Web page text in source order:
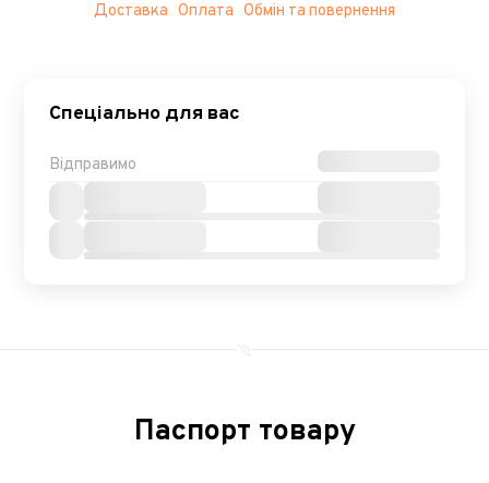
Доставка Оплата Обмін та повернення
Спеціально для вас
Відправимо
Паспорт товару